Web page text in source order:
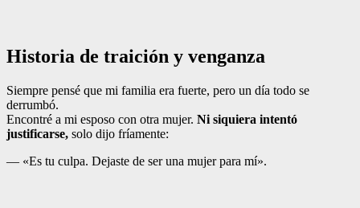
Historia de traición y venganza
Siempre pensé que mi familia era fuerte, pero un día todo se
derrumbó.
Encontré a mi esposo con otra mujer. Ni siquiera intentó
justificarse, solo dijo fríamente:
— «Es tu culpa. Dejaste de ser una mujer para mí».